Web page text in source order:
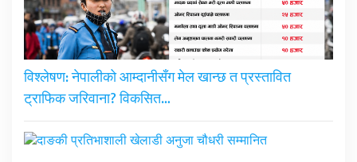
विश्लेषण: नेपालीको आम्दानीसँग मेल खान्छ त प्रस्तावित
ट्राफिक जरिवाना? विकसित…